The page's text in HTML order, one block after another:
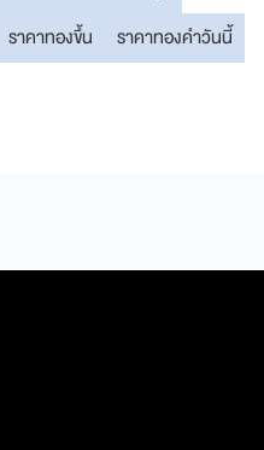
ราคาทองขึ้น
ราคาทองคำวันนี้